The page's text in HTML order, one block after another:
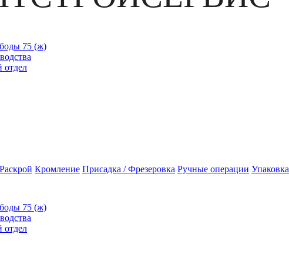
75 (ж)
отдел
Раскрой Кромление Присадка / Фрезеровка Ручные операции Упаковка
75 (ж)
отдел